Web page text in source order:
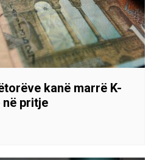
kanë marrë K-
në pritje